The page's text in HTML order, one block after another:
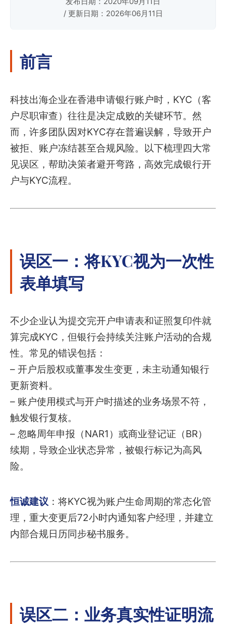
/ 更新日期：2026年06月11日
前言
科技出海企业在香港申请银行账户时，KYC（客
户尽职审查）往往是决定成败的关键环节。然
而，许多团队因对KYC存在普遍误解，导致开户
被拒、账户冻结甚至合规风险。以下梳理四大常
见误区，帮助决策者避开弯路，高效完成银行开
户与KYC流程。
误区一：将KYC视为一次性
表单填写
不少企业认为提交完开户申请表和证照复印件就
算完成KYC，但银行会持续关注账户活动的合规
性。常见的错误包括：
– 开户后股权或董事发生变更，未主动通知银行
更新资料。
– 账户使用模式与开户时描述的业务场景不符，
触发银行复核。
– 忽略周年申报（NAR1）或商业登记证（BR）
续期，导致企业状态异常，被银行标记为高风
险。
恒诚建议 ：将KYC视为账户生命周期的常态化管
理，重大变更后72小时内通知客户经理，并建立
内部合规日历同步秘书服务。
误区二：业务真实性证明流